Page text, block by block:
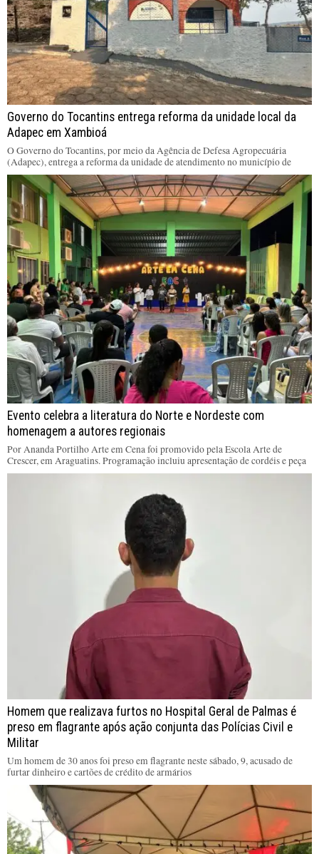
Governo do Tocantins entrega reforma da unidade local da
Adapec em Xambioá
O Governo do Tocantins, por meio da Agência de Defesa Agropecuária
(Adapec), entrega a reforma da unidade de atendimento no município de
Evento celebra a literatura do Norte e Nordeste com
homenagem a autores regionais
Por Ananda Portilho Arte em Cena foi promovido pela Escola Arte de
Crescer, em Araguatins. Programação incluiu apresentação de cordéis e peça
Homem que realizava furtos no Hospital Geral de Palmas é
preso em flagrante após ação conjunta das Polícias Civil e
Militar
Um homem de 30 anos foi preso em flagrante neste sábado, 9, acusado de
furtar dinheiro e cartões de crédito de armários